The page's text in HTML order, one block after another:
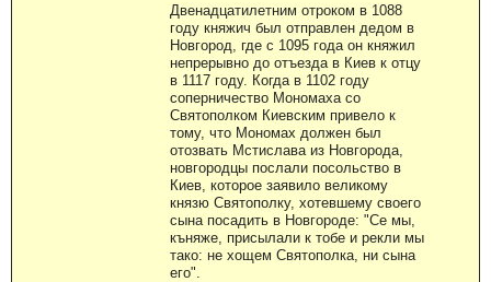
Двенадцатилетним отроком в 1088
году княжич был отправлен дедом в
Новгород, где с 1095 года он княжил
непрерывно до отъезда в Киев к отцу
в 1117 году. Когда в 1102 году
соперничество Мономаха со
Святополком Киевским привело к
тому, что Мономах должен был
отозвать Мстислава из Новгорода,
новгородцы послали посольство в
Киев, которое заявило великому
князю Святополку, хотевшему своего
сына посадить в Новгороде: "Се мы,
къняже, присылали к тобе и рекли мы
тако: не хощем Святополка, ни сына
его".